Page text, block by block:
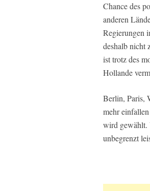
Chance des
anderen
Regierungen
deshalb nicht
ist trotz des
Hollande
Berlin, Paris,
mehr
wird gewählt.
unbegrenzt